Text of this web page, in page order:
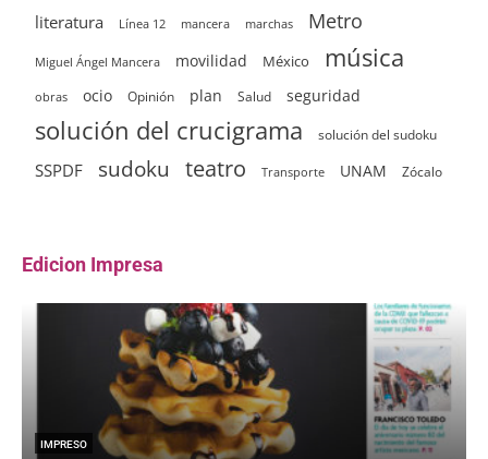
literatura Línea 12 mancera marchas Metro
Miguel Ángel Mancera movilidad México música
obras ocio Opinión plan Salud seguridad
solución del crucigrama solución del sudoku
SSPDF sudoku teatro Transporte UNAM Zócalo
Edicion Impresa
IMPRESO